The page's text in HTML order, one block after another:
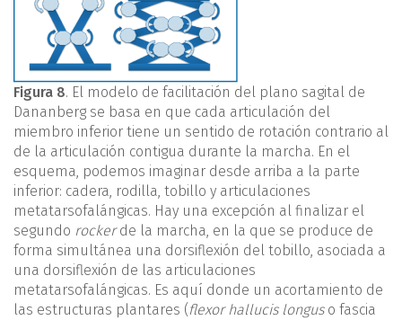
Figura 8. El modelo de facilitación del plano sagital de
Dananberg se basa en que cada articulación del
miembro inferior tiene un sentido de rotación contrario al
de la articulación contigua durante la marcha. En el
esquema, podemos imaginar desde arriba a la parte
inferior: cadera, rodilla, tobillo y articulaciones
metatarsofalángicas. Hay una excepción al finalizar el
segundo rockerde la marcha, en la que se produce de
forma simultánea una dorsiflexión del tobillo, asociada a
una dorsiflexión de las articulaciones
metatarsofalángicas. Es aquí donde un acortamiento de
las estructuras plantares (flexor hallucis longuso fascia